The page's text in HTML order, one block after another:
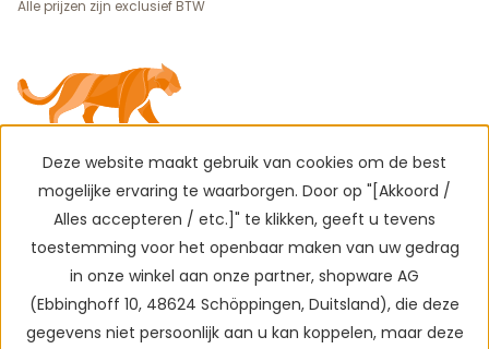
Alle prijzen zijn exclusief BTW
Deze website maakt gebruik van cookies om de best
mogelijke ervaring te waarborgen. Door op "[Akkoord /
Alles accepteren / etc.]" te klikken, geeft u tevens
toestemming voor het openbaar maken van uw gedrag
in onze winkel aan onze partner, shopware AG
(Ebbinghoff 10, 48624 Schöppingen, Duitsland), die deze
gegevens niet persoonlijk aan u kan koppelen, maar deze